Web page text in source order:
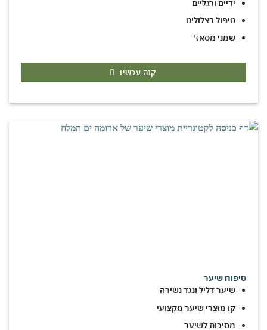
ידיים ורגליים
טיפול בצלוליט
שמני מסאז'
קנה עכשיו
טיפוח שיער
שיער דליל ונגד נשירה
קו מוצרי שיער מקצועי
מסיכות לשיער